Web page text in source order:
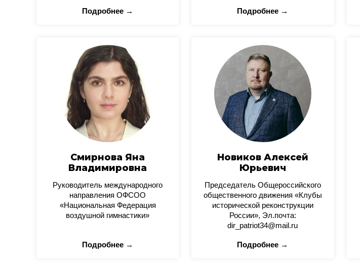
Подробнее → Подробнее →
Смирнова Яна
Владимировна
Руководитель международного
направления ОФСОО
«Национальная Федерация
воздушной гимнастики»
Подробнее →
Новиков Алексей
Юрьевич
Председатель Общероссийского
общественного движения «Клубы
исторической реконструкции
России», Эл.почта:
dir_patriot34@mail.ru
Подробнее →